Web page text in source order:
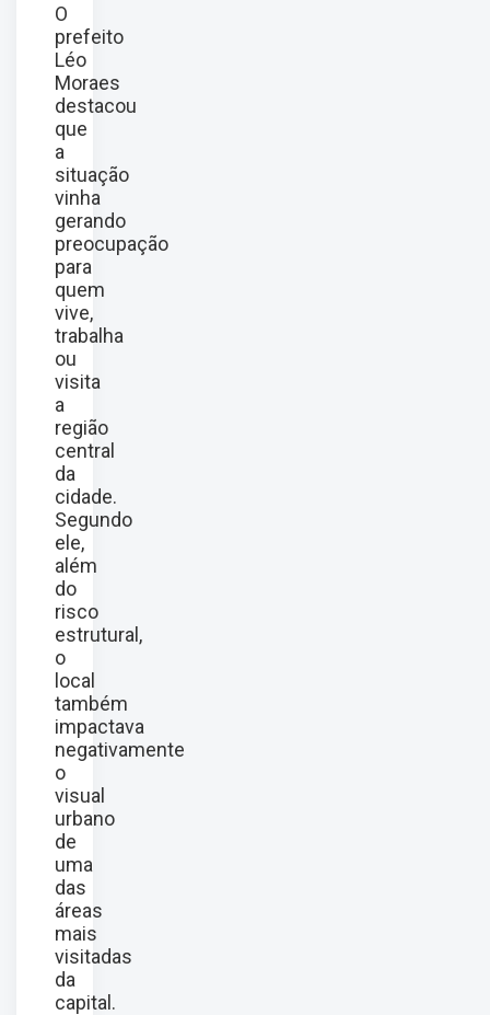
O
prefeito
Léo
Moraes
destacou
que
a
situação
vinha
gerando
preocupação
para
quem
vive,
trabalha
ou
visita
a
região
central
da
cidade.
Segundo
ele,
além
do
risco
estrutural,
o
local
também
impactava
negativamente
o
visual
urbano
de
uma
das
áreas
mais
visitadas
da
capital.